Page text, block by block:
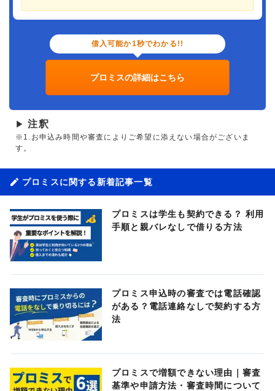
借入可能か1秒でわかる!!
プロミスの詳細はこちら
▶ 注釈
※1.お申込み時間や審査によりご希望に添えない場合がございま
す。
プロミスに関する新着記事一覧
プロミスは学生も契約できる？ 利用
手順と親バレなしで借りる方法
プロミス申込時の審査では電話確認
がある？電話連絡なしで契約する方
法
プロミスで増額できない理由｜審査
基準や申請方法・審査時間について